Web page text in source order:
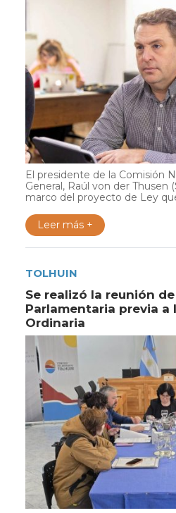
El presidente de la Comisión
General, Raúl von der Thusen
marco del proyecto de Ley
Leer más +
TOLHUIN
Se realizó la reunión
Parlamentaria previa a
Ordinaria